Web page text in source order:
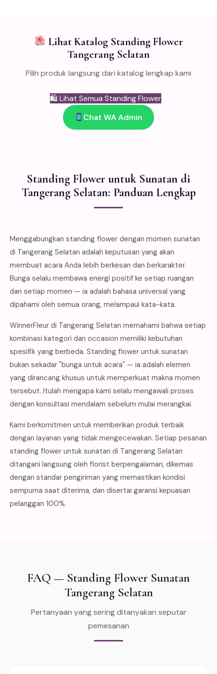
Lihat Katalog Standing Flower
Tangerang Selatan
Pilih produk langsung dari katalog lengkap kami
🛍 Lihat Semua Standing Flower
Chat WA Admin
Standing Flower untuk Sunatan di
Tangerang Selatan: Panduan Lengkap
Menggabungkan standing flower dengan momen sunatan
di Tangerang Selatan adalah keputusan yang akan
membuat acara Anda lebih berkesan dan berkarakter.
Bunga selalu membawa energi positif ke setiap ruangan
dan setiap momen — ia adalah bahasa universal yang
dipahami oleh semua orang, melampaui kata-kata.
WinnerFleur di Tangerang Selatan memahami bahwa setiap
kombinasi kategori dan occasion memiliki kebutuhan
spesifik yang berbeda. Standing flower untuk sunatan
bukan sekadar "bunga untuk acara" — ia adalah elemen
yang dirancang khusus untuk memperkuat makna momen
tersebut. Itulah mengapa kami selalu mengawali proses
dengan konsultasi mendalam sebelum mulai merangkai.
Kami berkomitmen untuk memberikan produk terbaik
dengan layanan yang tidak mengecewakan. Setiap pesanan
standing flower untuk sunatan di Tangerang Selatan
ditangani langsung oleh florist berpengalaman, dikemas
dengan standar pengiriman yang memastikan kondisi
sempurna saat diterima, dan disertai garansi kepuasan
pelanggan 100%.
FAQ — Standing Flower Sunatan
Tangerang Selatan
Pertanyaan yang sering ditanyakan seputar
pemesanan